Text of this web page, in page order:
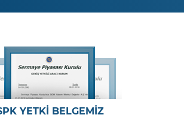
YETKİ BELGEMİZ